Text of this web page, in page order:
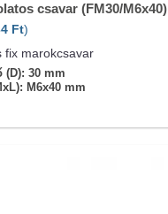
csavar (FM30/M6x40)
Ft)
fix marokcsavar
(D): 30 mm
M6x40 mm